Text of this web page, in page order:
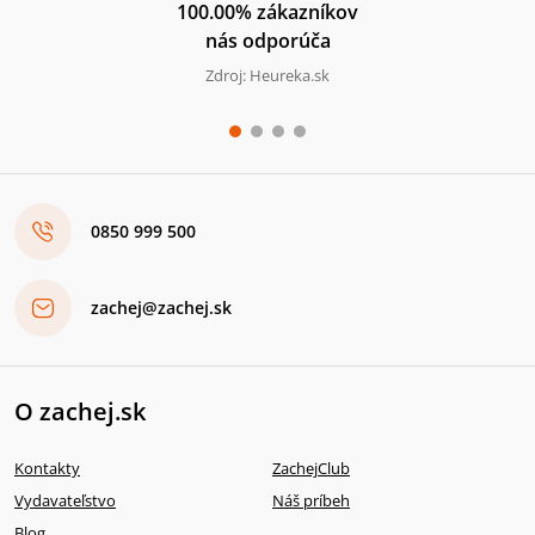
100.00% zákazníkov
nás odporúča
Zdroj: Heureka.sk
0850 999 500
zachej@zachej.sk
O zachej.sk
Kontakty
ZachejClub
Vydavateľstvo
Náš príbeh